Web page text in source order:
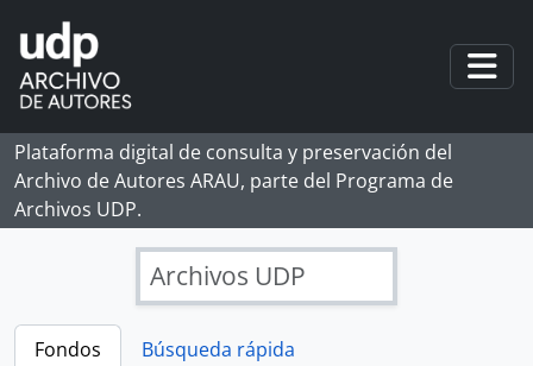
Skip to main content
Plataforma digital de consulta y preservación del
Archivo de Autores ARAU, parte del Programa de
Archivos UDP.
Archivos UDP
Fondos
Búsqueda rápida